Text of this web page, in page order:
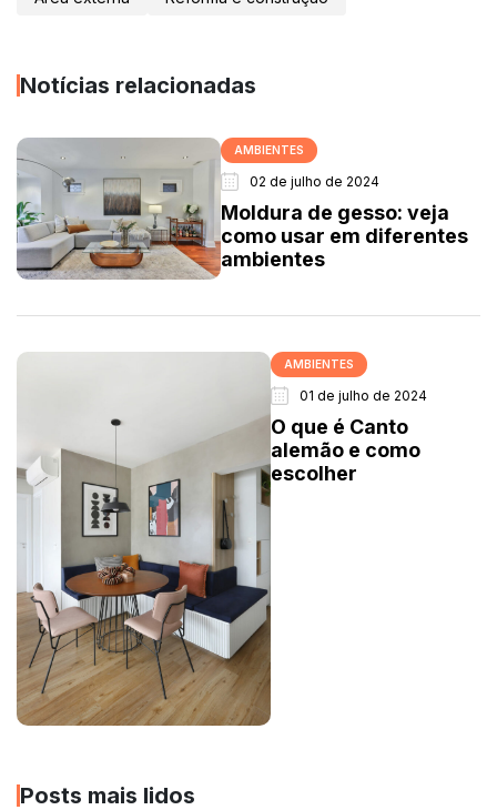
Notícias relacionadas
AMBIENTES
02 de julho de 2024
Moldura de gesso: veja
como usar em diferentes
ambientes
AMBIENTES
01 de julho de 2024
O que é Canto
alemão e como
escolher
Posts mais lidos